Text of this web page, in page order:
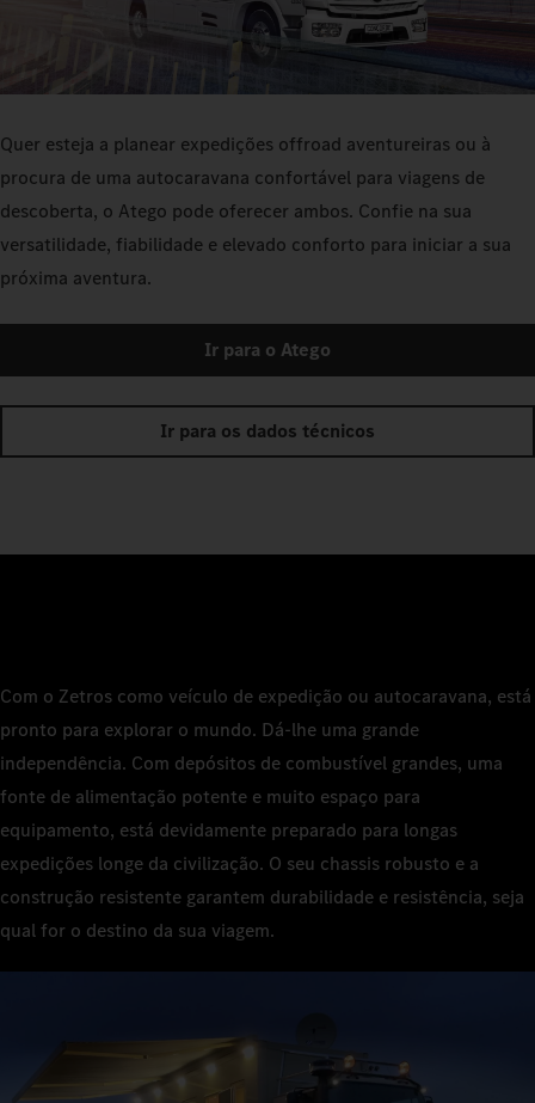
Quer esteja a planear expedições offroad aventureiras ou à
procura de uma autocaravana confortável para viagens de
descoberta, o Atego pode oferecer ambos. Confie na sua
versatilidade, fiabilidade e elevado conforto para iniciar a sua
próxima aventura.
Ir para o Atego
Ir para os dados técnicos
Com o Zetros como veículo de expedição ou autocaravana, está
pronto para explorar o mundo. Dá-lhe uma grande
independência. Com depósitos de combustível grandes, uma
fonte de alimentação potente e muito espaço para
equipamento, está devidamente preparado para longas
expedições longe da civilização. O seu chassis robusto e a
construção resistente garantem durabilidade e resistência, seja
qual for o destino da sua viagem.